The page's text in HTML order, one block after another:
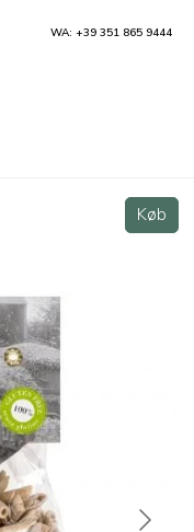
Køb
Køb
WA: +39 351 865 9444